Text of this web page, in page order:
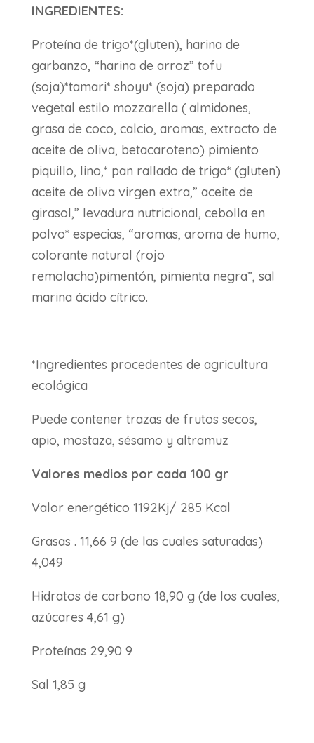
INGREDIENTES:
Proteína de trigo*(gluten), harina de
garbanzo, “harina de arroz” tofu
(soja)*tamari* shoyu* (soja) preparado
vegetal estilo mozzarella ( almidones,
grasa de coco, calcio, aromas, extracto de
aceite de oliva, betacaroteno) pimiento
piquillo, lino,* pan rallado de trigo* (gluten)
aceite de oliva virgen extra,” aceite de
girasol,” levadura nutricional, cebolla en
polvo* especias, “aromas, aroma de humo,
colorante natural (rojo
remolacha)pimentón, pimienta negra”, sal
marina ácido cítrico.
*Ingredientes procedentes de agricultura
ecológica
Puede contener trazas de frutos secos,
apio, mostaza, sésamo y altramuz
Valores medios por cada 100 gr
Valor energético 1192Kj/ 285 Kcal
Grasas . 11,66 9 (de las cuales saturadas)
4,049
Hidratos de carbono 18,90 g (de los cuales,
azúcares 4,61 g)
Proteínas 29,90 9
Sal 1,85 g